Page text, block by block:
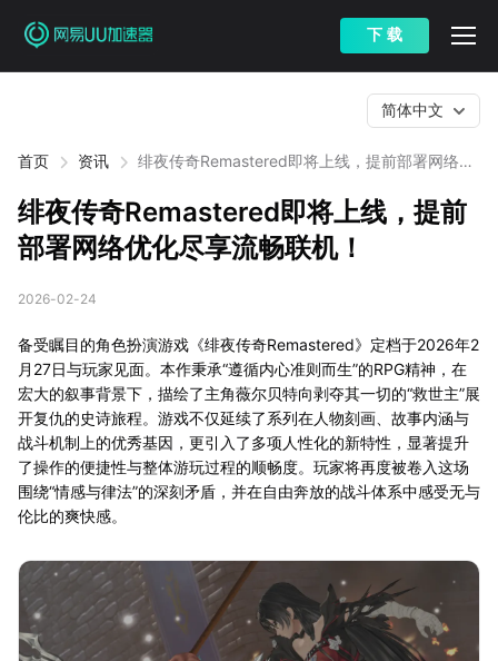
下 载
首页 资讯
绯夜传奇Remastered即将上线，提前部署网络优
简体中文
绯夜传奇Remastered即将上线，提前
部署网络优化尽享流畅联机！
2026-02-24
备受瞩目的角色扮演游戏《绯夜传奇Remastered》定档于2026年2
月27日与玩家见面。本作秉承“遵循内心准则而生”的RPG精神，在
宏大的叙事背景下，描绘了主角薇尔贝特向剥夺其一切的“救世主”展
开复仇的史诗旅程。游戏不仅延续了系列在人物刻画、故事内涵与
战斗机制上的优秀基因，更引入了多项人性化的新特性，显著提升
了操作的便捷性与整体游玩过程的顺畅度。玩家将再度被卷入这场
围绕“情感与律法”的深刻矛盾，并在自由奔放的战斗体系中感受无与
伦比的爽快感。